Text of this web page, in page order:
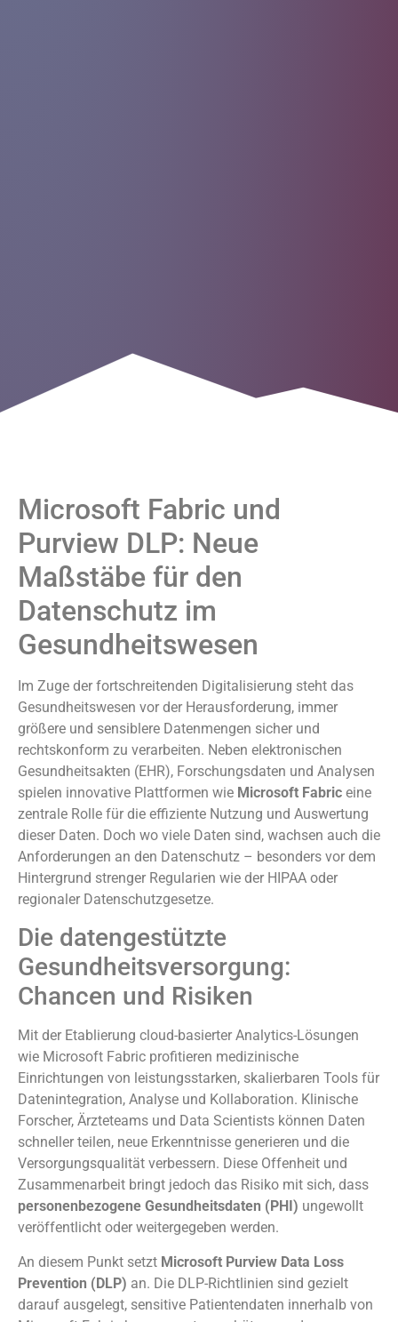
Microsoft Fabric und
Purview DLP: Neue
Maßstäbe für den
Datenschutz im
Gesundheitswesen
Im Zuge der fortschreitenden Digitalisierung steht das
Gesundheitswesen vor der Herausforderung, immer
größere und sensiblere Datenmengen sicher und
rechtskonform zu verarbeiten. Neben elektronischen
Gesundheitsakten (EHR), Forschungsdaten und Analysen
spielen innovative Plattformen wie Microsoft Fabric eine
zentrale Rolle für die effiziente Nutzung und Auswertung
dieser Daten. Doch wo viele Daten sind, wachsen auch die
Anforderungen an den Datenschutz – besonders vor dem
Hintergrund strenger Regularien wie der HIPAA oder
regionaler Datenschutzgesetze.
Die datengestützte
Gesundheitsversorgung:
Chancen und Risiken
Mit der Etablierung cloud-basierter Analytics-Lösungen
wie Microsoft Fabric profitieren medizinische
Einrichtungen von leistungsstarken, skalierbaren Tools für
Datenintegration, Analyse und Kollaboration. Klinische
Forscher, Ärzteteams und Data Scientists können Daten
schneller teilen, neue Erkenntnisse generieren und die
Versorgungsqualität verbessern. Diese Offenheit und
Zusammenarbeit bringt jedoch das Risiko mit sich, dass
personenbezogene Gesundheitsdaten (PHI) ungewollt
veröffentlicht oder weitergegeben werden.
An diesem Punkt setzt Microsoft Purview Data Loss
Prevention (DLP) an. Die DLP-Richtlinien sind gezielt
darauf ausgelegt, sensitive Patientendaten innerhalb von